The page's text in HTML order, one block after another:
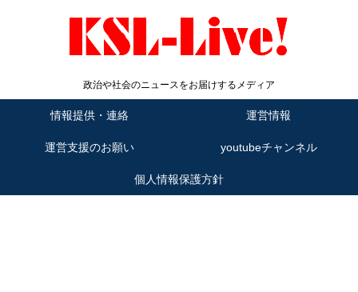
政治や社会のニュースをお届けするメディア
情報提供・連絡 運営情報
運営支援のお願い youtubeチャンネル
個人情報保護方針